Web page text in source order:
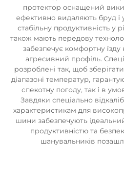
протектор оснащений
ефективно видаляють бруд і
стабільну продуктивність у
також мають передову
забезпечує комфортну їзду
агресивний профіль.
розроблені так, щоб
діапазоні температур,
спекотну погоду, так і в
Завдяки спеціально
характеристикам для
шини забезпечують
продуктивністю та
шанувальників